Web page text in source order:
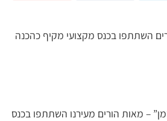
השתתפו בכנס מקצועי מקיף כהכנה
– מאות הורים מעירנו השתתפו בכנס